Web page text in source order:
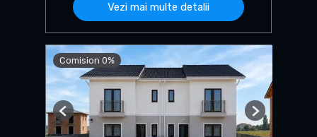
Vezi mai multe detalii
Comision 0%
Previous Next